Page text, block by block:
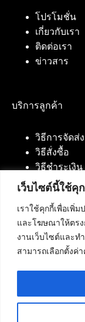
เว็บไซต์นี้ใช้คุ
เราใช้คุกกี้เพื่อเพิ่
และโฆษณาให้ตรง
งานเว็บไซต์และท
สามารถเลือกตั้งค่
โปรโมชั่น
เกี่ยวกับเรา
ติดต่อเรา
ข่าวสาร
บริการลูกค้า
วิธีการจัดส่
วิธีสั่งซื้อ
วิธีชำระเงิน
ติดต่อเรา
บริษัท เน็ทฟิวชั่น
นัมเบอร์วัน-ราม
กรุงเทพมหานคร
โทรศัพท์ :084-